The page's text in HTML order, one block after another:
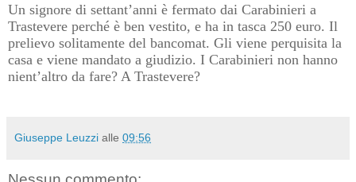
Un signore di settant’anni è fermato dai Carabinieri a
Trastevere perché è ben vestito, e ha in tasca 250 euro. Il
prelievo solitamente del bancomat. Gli viene perquisita la
casa e viene mandato a giudizio. I Carabinieri non hanno
nient’altro da fare? A Trastevere?
Giuseppe Leuzzi alle 09:56